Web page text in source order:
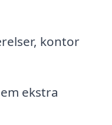
kontor
ekstra